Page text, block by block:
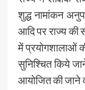
शुद्ध नामांकन
आदि पर राज्य की
में प्रयोगशालाओं
सुनिश्चित किये
आयोजित की जाने